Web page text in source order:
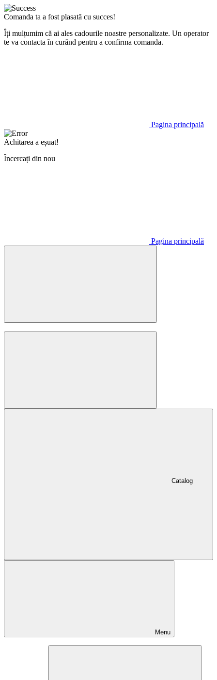
Comanda ta a fost plasată cu succes!
Îți mulțumim că ai ales cadourile noastre personalizate. Un operator
te va contacta în curând pentru a confirma comanda.
Pagina principală
Achitarea a eșuat!
Încercați din nou
Pagina principală
Catalog
Menu